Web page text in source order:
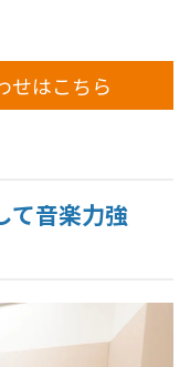
せはこちら
て音楽力強